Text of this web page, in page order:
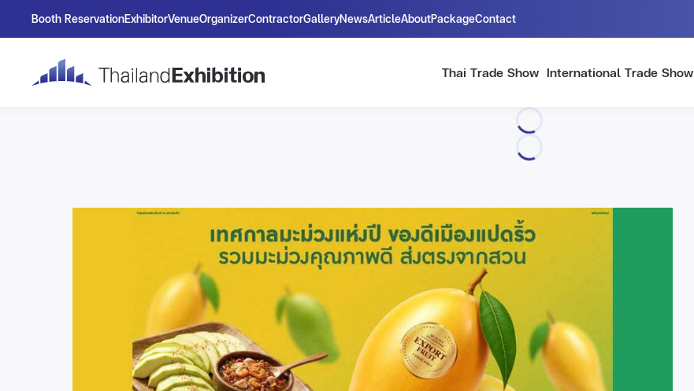
Booth ReservationExhibitorVenueOrganizerContractorGalleryNewsArticleAboutPackageContact
Thai Trade Show International Trade Show